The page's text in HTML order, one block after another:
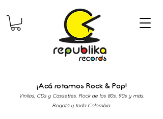
¡Acá rotamos Rock & Pop!
Vinilos, CDs y Cassettes. Rock de los 80s, 90s y más.
Bogotá y toda Colombia.